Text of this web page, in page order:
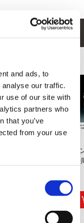
and ads, to
our traffic.
use of our site with
partners who
that you’ve
from your use
5,500円 (税込)